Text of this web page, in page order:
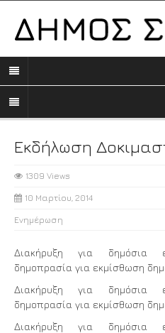
Εκδήλωση
1309 Views
10 Μαρτίου, 2014
Ενημέρωση
Διακήρυξη για δημόσια
δημοπρασία για εκμίσθωση
Διακήρυξη για δημόσια
δημοπρασία για εκμίσθωση
Διακήρυξη για δημόσια